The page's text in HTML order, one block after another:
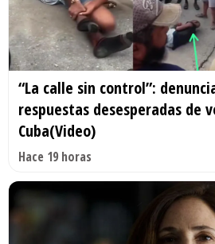
“La calle sin control”:
respuestas desesperadas de
Cuba(Video)
Hace 19 horas